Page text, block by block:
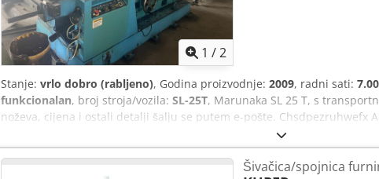
1 /2
Stanje: vrlo dobro (rabljeno), Godina proizvodnje: 2009, radni sati:
funkcionalan, broj stroja/vozila: SL-25T, Marunaka SL 25 T, s
noževa, cijena i ostali detalji šalju se putem e-pošte. Chsdpezruhwefx
Šivačica/spojnica